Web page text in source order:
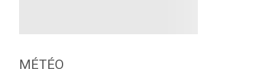
MÉTÉO